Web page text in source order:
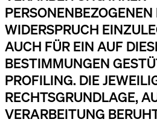
PERSONENBEZOGENEN
WIDERSPRUCH
AUCH FÜR EIN AUF
BESTIMMUNGEN
PROFILING. DIE
RECHTSGRUNDLAGE,
VERARBEITUNG